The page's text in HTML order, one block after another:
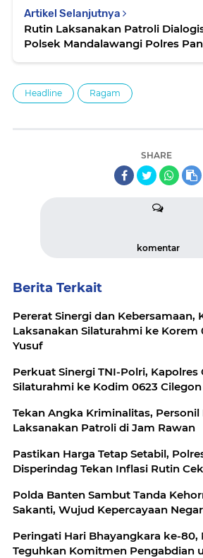
Artikel Selanjutnya
Rutin Laksanakan Patroli
Polsek Mandalawangi Polres
Headline Ragam
SHARE
komentar
Berita Terkait
Pererat Sinergi dan Kebersamaan,
Laksanakan Silaturahmi ke Korem
Yusuf
Perkuat Sinergi TNI-Polri, Kapolres
Silaturahmi ke Kodim 0623 Cilegon
Tekan Angka Kriminalitas,
Laksanakan Patroli di Jam Rawan
Pastikan Harga Tetap Setabil,
Disperindag Tekan Inflasi Rutin
Polda Banten Sambut Tanda
Sakanti, Wujud Kepercayaan
Peringati Hari Bhayangkara ke-80,
Teguhkan Komitmen Pengabdian